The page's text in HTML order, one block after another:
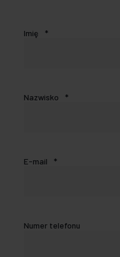
Imię *
Nazwisko *
E-mail *
Numer telefonu